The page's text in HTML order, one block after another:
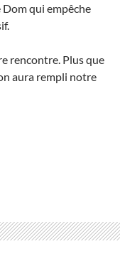
qui empêche
rencontre. Plus que
aura rempli notre